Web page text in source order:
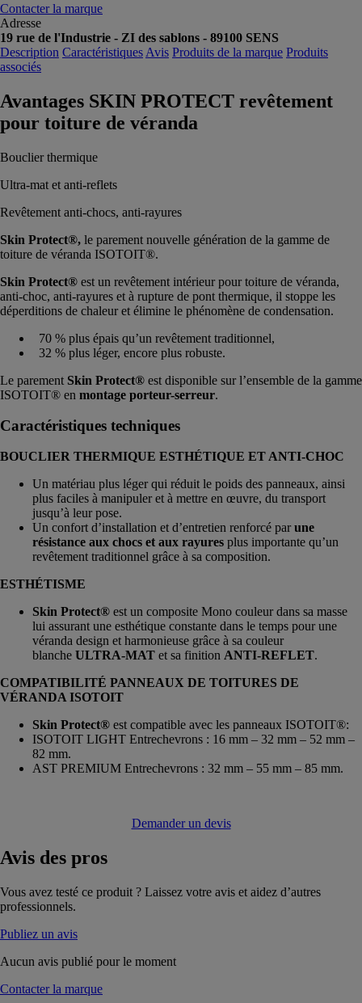
Contacter la marque
Adresse
19 rue de l'Industrie - ZI des sablons - 89100 SENS
Description Caractéristiques Avis Produits de la marque Produits
associés
Avantages SKIN PROTECT revêtement
pour toiture de véranda
Bouclier thermique
Ultra-mat et anti-reflets
Revêtement anti-chocs, anti-rayures
Skin Protect®, le parement nouvelle génération de la gamme de
toiture de véranda ISOTOIT®.
Skin Protect® est un revêtement intérieur pour toiture de véranda,
anti-choc, anti-rayures et à rupture de pont thermique, il stoppe les
déperditions de chaleur et élimine le phénomène de condensation.
70 % plus épais qu’un revêtement traditionnel,
32 % plus léger, encore plus robuste.
Le parement Skin Protect® est disponible sur l’ensemble de la gamme
ISOTOIT® en montage porteur-serreur.
Caractéristiques techniques
BOUCLIER THERMIQUE ESTHÉTIQUE ET ANTI-CHOC
Un matériau plus léger qui réduit le poids des panneaux, ainsi
plus faciles à manipuler et à mettre en œuvre, du transport
jusqu’à leur pose.
Un confort d’installation et d’entretien renforcé parune
résistance aux chocs et aux rayures plus importante qu’un
revêtement traditionnel grâce à sa composition.
ESTHÉTISME
Skin Protect® est un composite Mono couleur dans sa masse
lui assurant une esthétique constante dans le temps pour une
véranda design et harmonieuse grâce à sa couleur
blanche ULTRA-MAT et sa finition ANTI-REFLET.
COMPATIBILITÉ PANNEAUX DE TOITURES DE
VÉRANDA ISOTOIT
Skin Protect® est compatible avec les panneaux ISOTOIT®:
ISOTOIT LIGHT Entrechevrons : 16 mm – 32 mm – 52 mm –
82 mm.
AST PREMIUM Entrechevrons : 32 mm – 55 mm – 85 mm.
Demander un devis
Avis des pros
Vous avez testé ce produit ? Laissez votre avis et aidez d’autres
professionnels.
Publiez un avis
Aucun avis publié pour le moment
Contacter la marque